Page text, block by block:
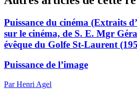
Puissance du cinéma (Extraits
sur le cinéma, de S. E. Mgr
évêque du Golfe St-Laurent
Puissance de l’image
Par Henri Agel